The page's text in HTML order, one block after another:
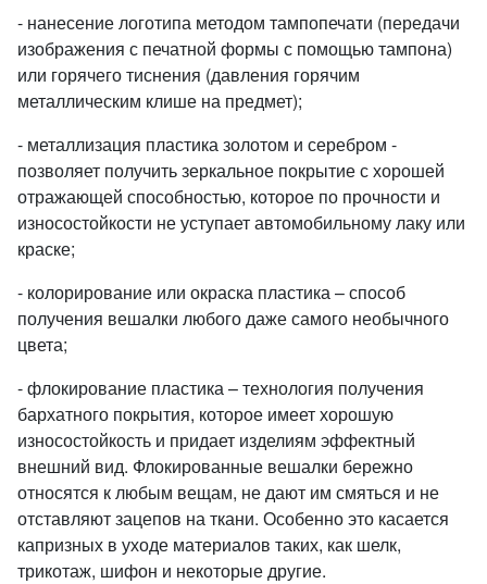
- нанесение логотипа методом тампопечати (передачи
изображения с печатной формы с помощью тампона)
или горячего тиснения (давления горячим
металлическим клише на предмет);
- металлизация пластика золотом и серебром -
позволяет получить зеркальное покрытие с хорошей
отражающей способностью, которое по прочности и
износостойкости не уступает автомобильному лаку или
краске;
- колорирование или окраска пластика – способ
получения вешалки любого даже самого необычного
цвета;
- флокирование пластика – технология получения
бархатного покрытия, которое имеет хорошую
износостойкость и придает изделиям эффектный
внешний вид. Флокированные вешалки бережно
относятся к любым вещам, не дают им смяться и не
отставляют зацепов на ткани. Особенно это касается
капризных в уходе материалов таких, как шелк,
трикотаж, шифон и некоторые другие.